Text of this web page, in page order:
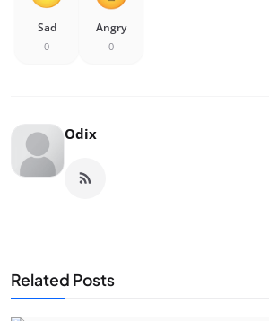
Sad
0
Angry
0
Odix
Related Posts